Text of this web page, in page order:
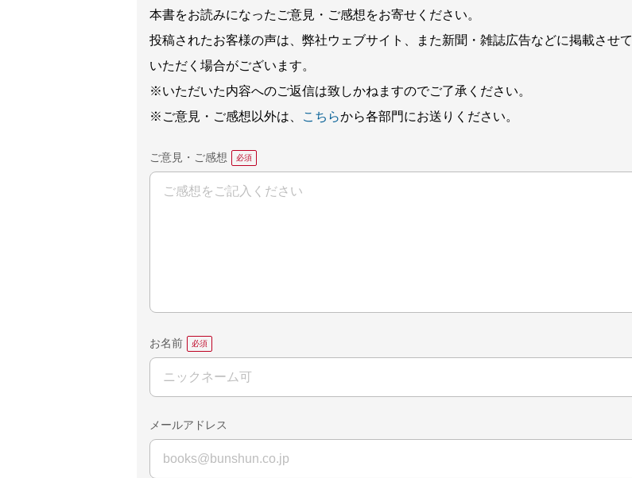
本書をお読みになったご意見・ご感想をお寄せください。
投稿されたお客様の声は、弊社ウェブサイト、また新聞・雑誌広告などに掲載させて
いただく場合がございます。
※いただいた内容へのご返信は致しかねますのでご了承ください。
※ご意見・ご感想以外は、
こちらから各部門にお送りください。
ご意見・ご感想
お名前
メールアドレス